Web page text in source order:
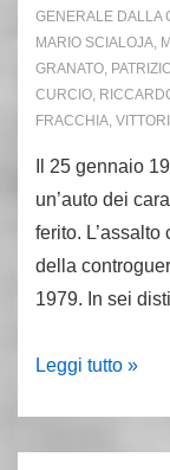
GENERALE DALLA
MARIO SCIALOJA,
GRANATO,
CURCIO,
FRACCHIA,
Il 25 gennaio
un’auto dei
ferito.
della
1979. In sei
25.1.80:
Leggi tutto »